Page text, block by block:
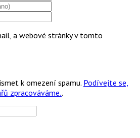
a webové stránky v tomto
k omezení spamu. Podívejte se,
zpracováváme..